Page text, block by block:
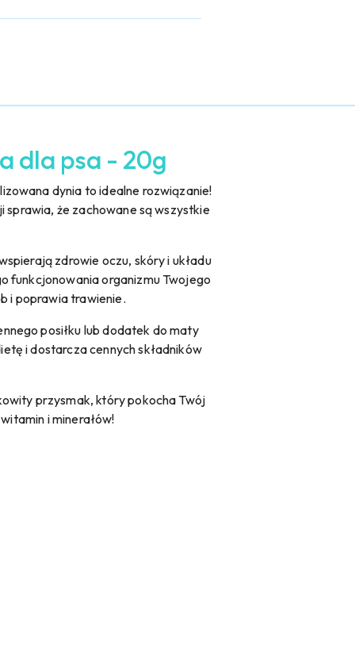
dla psa - 20g
dynia to idealne rozwiązanie!
że zachowane są wszystkie
zdrowie oczu, skóry i układu
funkcjonowania organizmu Twojego
i poprawia trawienie.
posiłku lub dodatek do maty
i dostarcza cennych składników
przysmak, który pokocha Twój
i minerałów!